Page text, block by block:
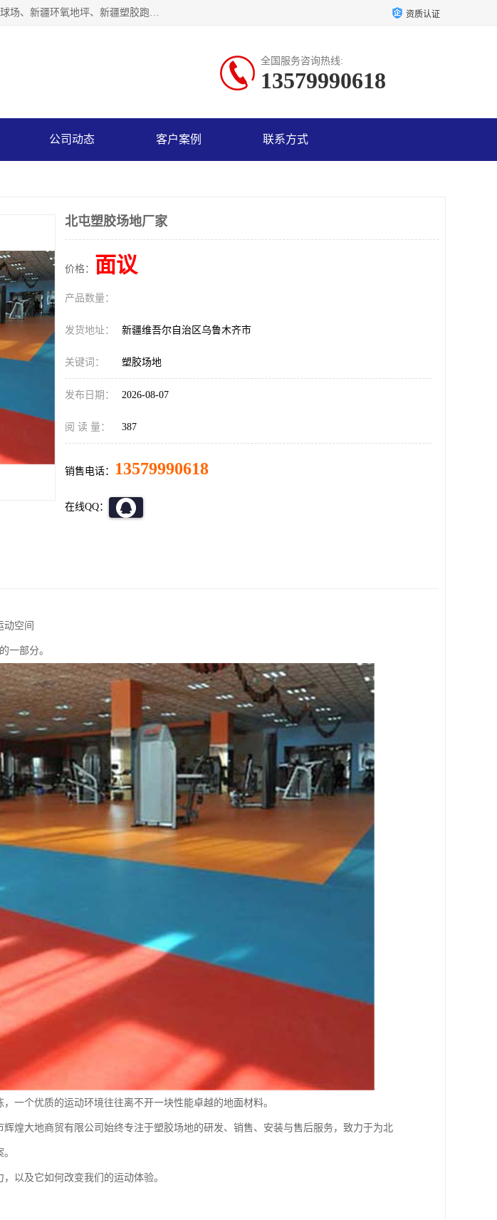
乌鲁木齐市辉煌大地商贸有限公司专注新疆悬浮拼装地板、新疆塑胶运动地板、新疆人造草足球场、新疆环氧地坪、新疆塑胶跑道、新疆舞蹈地板的地面材料供应商。质量优，价格佳，欢迎咨询。 资质认证
全国服务咨询热线:
13579990618
公司动态 客户案例 联系方式
北屯塑胶场地厂家
价格： 面议
产品数量：
发货地址： 新疆维吾尔自治区乌鲁木齐市
关键词： 塑胶场地
发布日期： 2026-08-07
阅 读 量： 387
销售电话： 13579990618
在线QQ：
空间
一部分。
一个优质的运动环境往往离不开一块性能卓越的地面材料。
煌大地商贸有限公司始终专注于塑胶场地的研发、销售、安装与售后服务，致力于为北
以及它如何改变我们的运动体验。